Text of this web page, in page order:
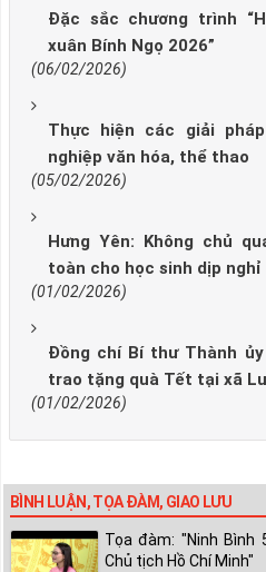
Đặc sắc chương trình
xuân Bính Ngọ 2026”
(06/02/2026)
Thực hiện các giải
nghiệp văn hóa, thể thao
(05/02/2026)
Hưng Yên: Không chủ
toàn cho học sinh dịp nghỉ
(01/02/2026)
Đồng chí Bí thư Thành ủy
trao tặng quà Tết tại xã
(01/02/2026)
BÌNH LUẬN, TỌA ĐÀM, GIAO LƯU
Tọa đàm: "Ninh
Chủ tịch Hồ Chí Minh"